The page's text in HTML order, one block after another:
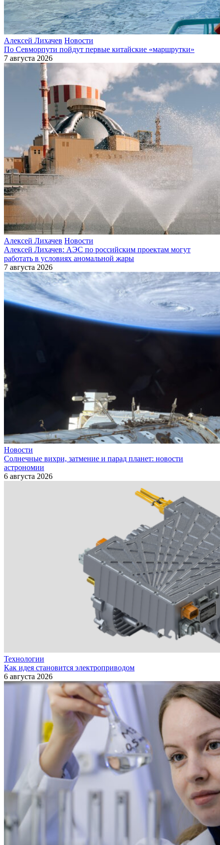
Алексей Лихачев Новости
По Севморпути пойдут первые китайские «маршрутки»
7 августа 2026
Алексей Лихачев Новости
Алексей Лихачев: АЭС по российским проектам могут
работать в условиях аномальной жары
7 августа 2026
Новости
Солнечные вихри, затмение и парад планет: новости
астрономии
6 августа 2026
Технологии
Как идея становится электроприводом
6 августа 2026